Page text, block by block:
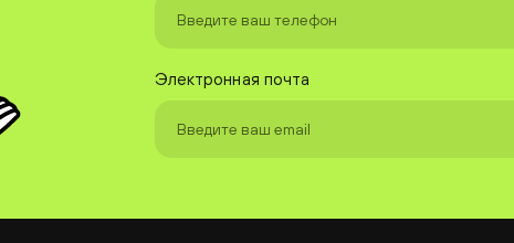
Электронная почта